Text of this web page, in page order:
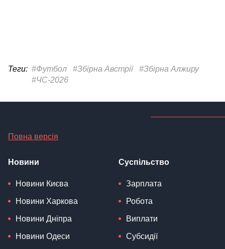
Теги: #Футбол #Збірна Австрії
#Збірна Алжиру
#ЧС-2026
Повна версія
Новини
Новини Києва
Новини Харкова
Новини Дніпра
Новини Одеси
Суспільство
Зарплата
Робота
Виплати
Субсидії